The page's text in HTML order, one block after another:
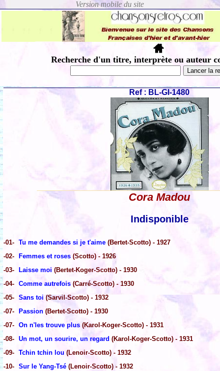
Recherche d'un titre, interprète ou auteur
Ref : BL-GI-1480
Cora Madou
Indisponible
-01- Tu me demandes si je t'aime (Bertet-Scotto) - 1927
-02-
Femmes et roses (Scotto) - 1926
-03-
Laisse moi (Bertet-Koger-Scotto) - 1930
-04- Comme autrefois (Carré-Scotto) - 1930
-05- Sans toi (Sarvil-Scotto) - 1932
-07-
Passion (Bertet-Scotto) - 1930
-07- On n'les trouve plus (Karol-Koger-Scotto) - 1931
-08- Un mot, un sourire, un regard (Karol-Koger-Scotto) - 1931
-09- Tchin tchin lou (Lenoir-Scotto) - 1932
-10- Sur le Yang-Tsé (Lenoir-Scotto) - 1932